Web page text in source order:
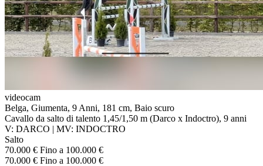
videocam
Belga, Giumenta, 9 Anni, 181 cm, Baio scuro
Cavallo da salto di talento 1,45/1,50 m (Darco x Indoctro), 9 anni
V: DARCO | MV: INDOCTRO
Salto
70.000 € Fino a 100.000 €
70.000 € Fino a 100.000 €